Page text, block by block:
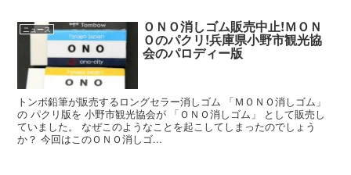
ニュース ＯＮＯ消しゴム販売中止!ＭＯＮ
Ｏのパクリ!兵庫県小野市観光協
会のパロディー版
トンボ鉛筆が販売するロングセラー消しゴム 「ＭＯＮＯ消しゴム」
の パクリ版を 小野市観光協会が 「ＯＮＯ消しゴム」 として販売し
ていました。 なぜこのようなことを起こしてしまったのでしょう
か？ 今回はこのＯＮＯ消しゴ...